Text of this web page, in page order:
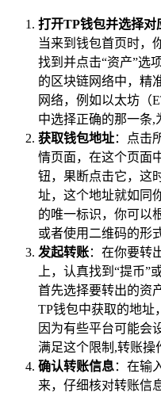
打开TP钱包并选择对
当来到钱包首页时，
找到并点击“资产”选
的区块链网络中，精
网络，例如以太坊（
中选择正确的那一条,
获取钱包地址：点击
情页面，在这个页面
钮，果断点击它，这
址，这个地址就如同
的唯一标识，你可以
或者使用二维码的形
发起转账：在你要转
上，认真找到“提币”
首先选择要转出的资
TP钱包中获取的地址
因为有些平台可能会
满足这个限制,转账操
确认转账信息：在输
来，仔细核对转账信